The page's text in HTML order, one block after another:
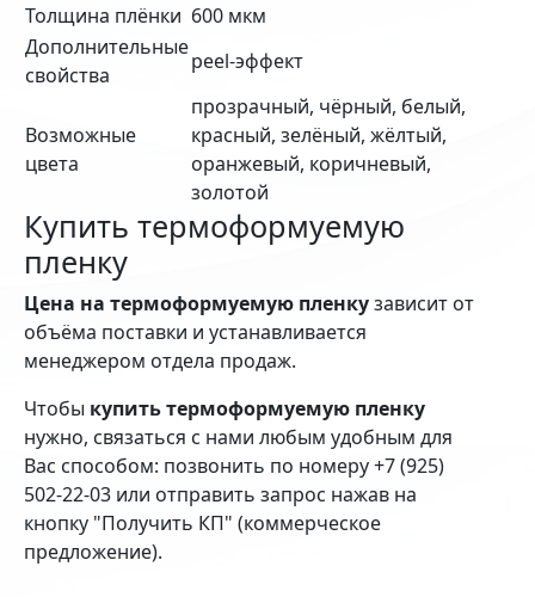
Толщина плёнки 600 мкм
Дополнительные
свойства
peel-эффект
Возможные
цвета
прозрачный, чёрный, белый,
красный, зелёный, жёлтый,
оранжевый, коричневый,
золотой
Купить термоформуемую
пленку
Цена на термоформуемую пленкузависит от
объёма поставки и устанавливается
менеджером отдела продаж.
Чтобы купить термоформуемую пленку
нужно, связаться с нами любым удобным для
Вас способом: позвонить по номеру +7 (925)
502-22-03 или отправить запрос нажав на
кнопку "Получить КП" (коммерческое
предложение).